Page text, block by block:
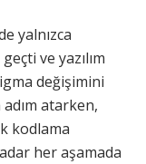
yalnızca
ve yazılım
değişimini
atarken,
kodlama
her aşamada